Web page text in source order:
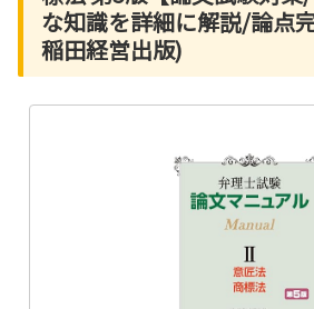
な知識を詳細に解説/論点
稲田経営出版)